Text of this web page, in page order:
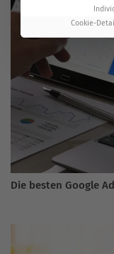
Die besten Google
Cookie-